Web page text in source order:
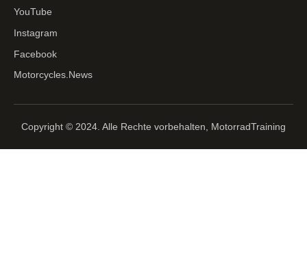
YouTube
Instagram
Facebook
Motorcycles.News
Copyright © 2024. Alle Rechte vorbehalten, MotorradTraining